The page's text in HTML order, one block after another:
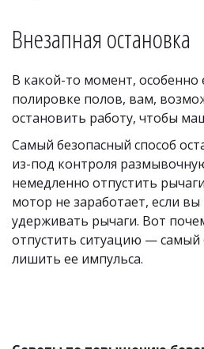
Внезапная остановка
В какой-то момент, особенно
полировке полов, вам,
остановить работу, чтобы
Самый безопасный способ
из-под контроля
немедленно отпустить
мотор не заработает, если вы
удерживать рычаги. Вот
отпустить ситуацию — самый
лишить ее импульса.